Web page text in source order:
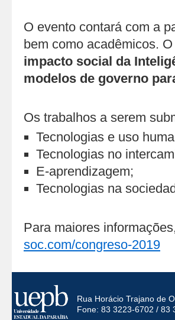
O evento contará com a
bem como acadêmicos.
impacto social da
modelos de governo
Os trabalhos a serem
Tecnologias e uso
Tecnologias no
E-aprendizagem;
Tecnologias na
Para maiores
soc.com/congreso-2019
Rua Horácio Trajano de
Fone: 83 3223-6702 / 83